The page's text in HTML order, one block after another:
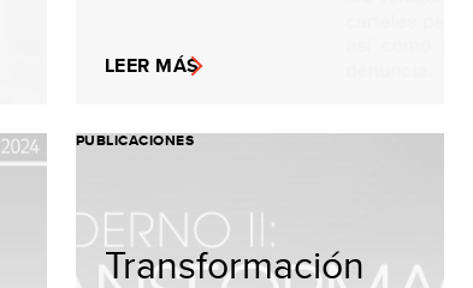
LEER MÁS
PUBLICACIONES
Transformación